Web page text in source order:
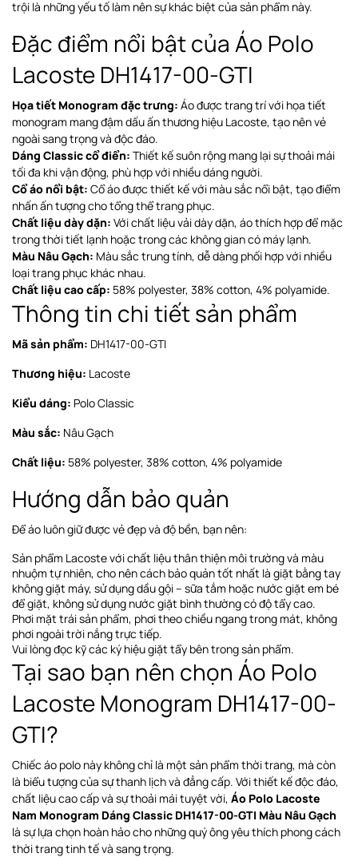
trội là những yếu tố làm nên sự khác biệt của sản phẩm này.
Đặc điểm nổi bật của Áo Polo
Lacoste DH1417-00-GTI
Họa tiết Monogram đặc trưng: Áo được trang trí với họa tiết
monogram mang đậm dấu ấn thương hiệu Lacoste, tạo nên vẻ
ngoài sang trọng và độc đáo.
Dáng Classic cổ điển: Thiết kế suôn rộng mang lại sự thoải mái
tối đa khi vận động, phù hợp với nhiều dáng người.
Cổ áo nổi bật: Cổ áo được thiết kế với màu sắc nổi bật, tạo điểm
nhấn ấn tượng cho tổng thể trang phục.
Chất liệu dày dặn: Với chất liệu vải dày dặn, áo thích hợp để mặc
trong thời tiết lạnh hoặc trong các không gian có máy lạnh.
Màu Nâu Gạch: Màu sắc trung tính, dễ dàng phối hợp với nhiều
loại trang phục khác nhau.
Chất liệu cao cấp: 58% polyester, 38% cotton, 4% polyamide.
Thông tin chi tiết sản phẩm
Mã sản phẩm: DH1417-00-GTI
Thương hiệu: Lacoste
Kiểu dáng: Polo Classic
Màu sắc: Nâu Gạch
Chất liệu: 58% polyester, 38% cotton, 4% polyamide
Hướng dẫn bảo quản
Để áo luôn giữ được vẻ đẹp và độ bền, bạn nên:
Sản phẩm Lacoste với chất liệu thân thiện môi trường và màu
nhuộm tự nhiên, cho nên cách bảo quản tốt nhất là giặt bằng tay
không giặt máy, sử dụng dầu gội – sữa tắm hoặc nước giặt em bé
để giặt, không sử dụng nước giặt bình thường có độ tẩy cao.
Phơi mặt trái sản phẩm, phơi theo chiều ngangtrong mát, không
phơi ngoài trời nắng trực tiếp.
Vui lòng đọc kỹ các ký hiệu giặt tẩy bên trong sản phẩm.
Tại sao bạn nên chọn Áo Polo
Lacoste Monogram DH1417-00-
GTI?
Chiếc áo polo này không chỉ là một sản phẩm thời trang, mà còn
là biểu tượng của sự thanh lịch và đẳng cấp. Với thiết kế độc đáo,
chất liệu cao cấp và sự thoải mái tuyệt vời, Áo Polo Lacoste
Nam Monogram Dáng Classic DH1417-00-GTI Màu Nâu Gạch
là sự lựa chọn hoàn hảo cho những quý ông yêu thích phong cách
thời trang tinh tế và sang trọng.